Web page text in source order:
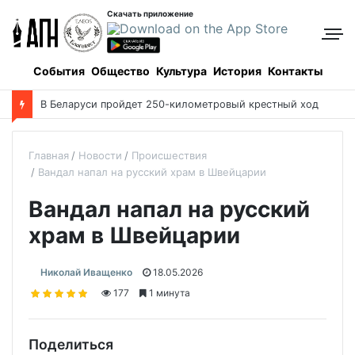
Скачать приложение
События Общество Культура История Контакты
В Беларуси пройдет 250-километровый крестный ход
Главная Новости
Происшествия
Вандал напал на русский храм в Швейцарии
Вандал напал на русский
храм в Швейцарии
Николай Иващенко
18.05.2026
177
1 минута
Поделиться